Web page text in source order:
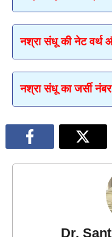
नश्रा संधू की नेट वर्थ
नश्रा संधू का जर्सी
Dr.